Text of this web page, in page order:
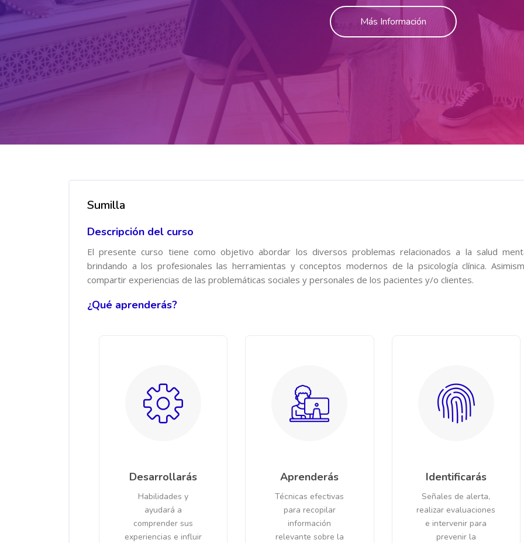
Más Información
Sumilla
Descripción del curso
El presente curso tiene como objetivo abordar los diversos problemas relacionados a la salud
brindando a los profesionales las herramientas y conceptos modernos de la psicología clínica.
compartir experiencias de las problemáticas sociales y personales de los pacientes y/o clientes.
¿Qué aprenderás?
Desarrollarás
Habilidades y
ayudará a
comprender sus
experiencias e influir
Aprenderás
Técnicas efectivas
para recopilar
información
relevante sobre la
Identificarás
Señales de alerta,
realizar evaluaciones
e intervenir para
prevenir la